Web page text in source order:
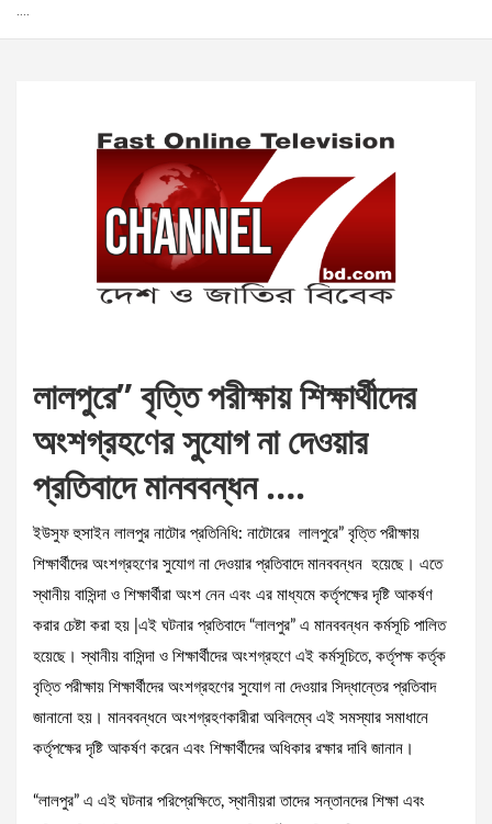
….
লালপুরে” বৃত্তি পরীক্ষায় শিক্ষার্থীদের
অংশগ্রহণের সুযোগ না দেওয়ার
প্রতিবাদে মানববন্ধন ….
ইউসুফ হুসাইন লালপুর নাটোর প্রতিনিধি: নাটোরের লালপুরে” বৃত্তি পরীক্ষায়
শিক্ষার্থীদের অংশগ্রহণের সুযোগ না দেওয়ার প্রতিবাদে মানববন্ধন হয়েছে। এতে
স্থানীয় বাসিন্দা ও শিক্ষার্থীরা অংশ নেন এবং এর মাধ্যমে কর্তৃপক্ষের দৃষ্টি আকর্ষণ
করার চেষ্টা করা হয় |এই ঘটনার প্রতিবাদে “লালপুর” এ মানববন্ধন কর্মসূচি পালিত
হয়েছে। স্থানীয় বাসিন্দা ও শিক্ষার্থীদের অংশগ্রহণে এই কর্মসূচিতে, কর্তৃপক্ষ কর্তৃক
বৃত্তি পরীক্ষায় শিক্ষার্থীদের অংশগ্রহণের সুযোগ না দেওয়ার সিদ্ধান্তের প্রতিবাদ
জানানো হয়। মানববন্ধনে অংশগ্রহণকারীরা অবিলম্বে এই সমস্যার সমাধানে
কর্তৃপক্ষের দৃষ্টি আকর্ষণ করেন এবং শিক্ষার্থীদের অধিকার রক্ষার দাবি জানান।
“লালপুর” এ এই ঘটনার পরিপ্রেক্ষিতে, স্থানীয়রা তাদের সন্তানদের শিক্ষা এবং